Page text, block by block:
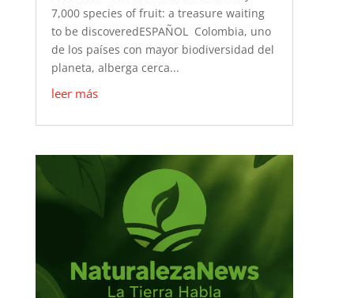
7,000 species of fruit: a treasure waiting
to be discoveredESPAÑOL Colombia, uno
de los países con mayor biodiversidad del
planeta, alberga cerca...
leer más